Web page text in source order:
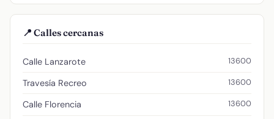
📍 Calles cercanas
Calle Lanzarote 13600
Travesía Recreo 13600
Calle Florencia 13600